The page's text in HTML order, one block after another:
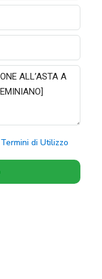
Termini di Utilizzo